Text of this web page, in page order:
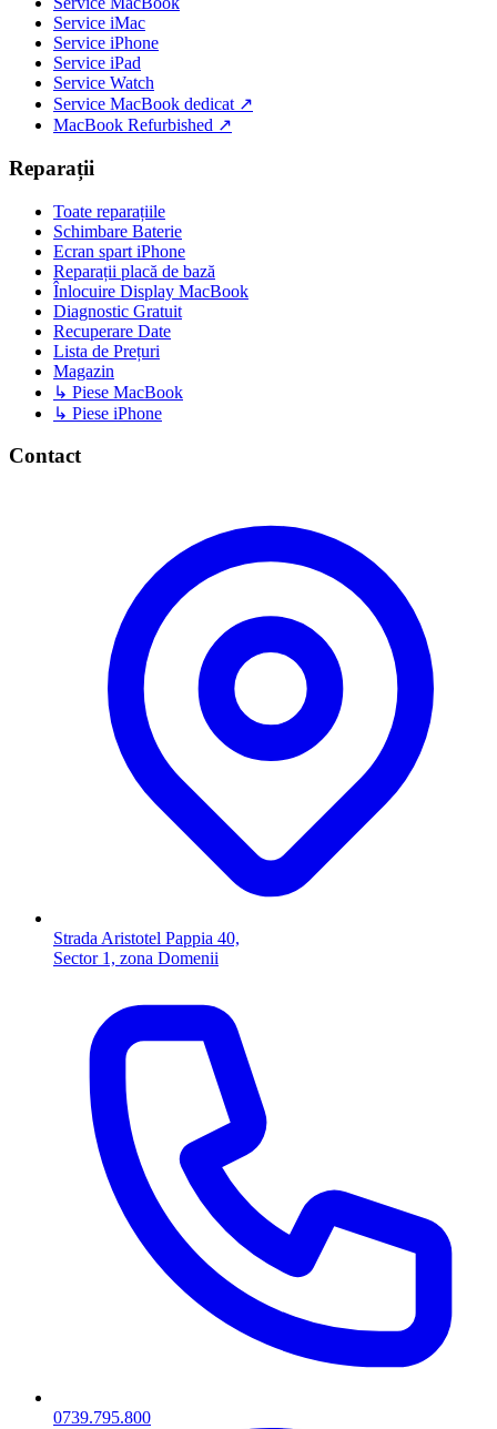
Service iMac
Service iPhone
Service iPad
Service Watch
Service MacBook dedicat ↗
MacBook Refurbished ↗
Reparații
Toate reparațiile
Schimbare Baterie
Ecran spart iPhone
Reparații placă de bază
Înlocuire Display MacBook
Diagnostic Gratuit
Recuperare Date
Lista de Prețuri
Magazin
↳ Piese MacBook
↳ Piese iPhone
Contact
Strada Aristotel Pappia 40,
Sector 1, zona Domenii
0739.795.800